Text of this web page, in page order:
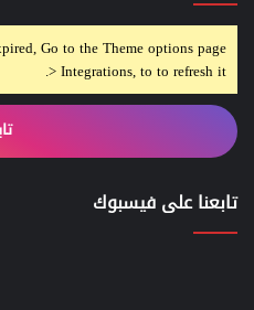
Go to the Theme options page
> Integrations, to to refresh it.
تابعنا على فيسبوك